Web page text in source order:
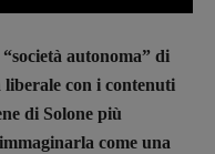
autonoma” di
con i contenuti
di Solone più
come una